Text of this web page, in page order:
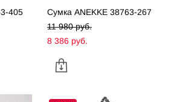
405
Сумка ANEKKE 38763-267
11 980 pуб.
8 386 pуб.